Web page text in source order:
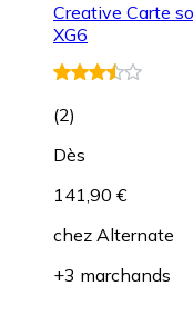
Creative Carte
XG6
(2)
Dès
141,90 €
chez Alternate
+3 marchands